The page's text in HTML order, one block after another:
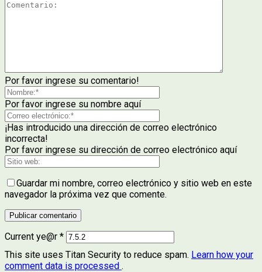
Por favor ingrese su comentario!
Por favor ingrese su nombre aquí
¡Has introducido una dirección de correo electrónico
incorrecta!
Por favor ingrese su dirección de correo electrónico aquí
Guardar mi nombre, correo electrónico y sitio web en este
navegador la próxima vez que comente.
Current ye@r *
This site uses Titan Security to reduce spam. Learn how your
comment data is processed .